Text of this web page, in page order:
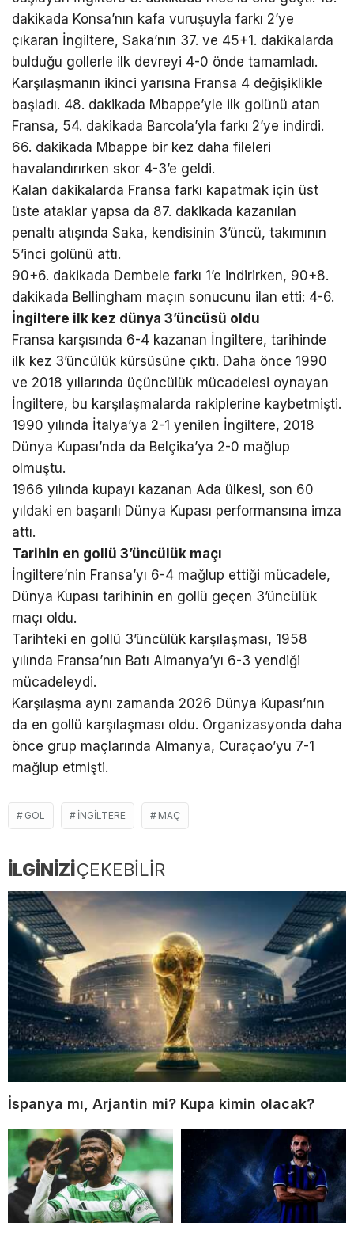
dakikada Konsa’nın kafa vuruşuyla farkı 2’ye
çıkaran İngiltere, Saka’nın 37. ve 45+1. dakikalarda
bulduğu gollerle ilk devreyi 4-0 önde tamamladı.
Karşılaşmanın ikinci yarısına Fransa 4 değişiklikle
başladı. 48. dakikada Mbappe’yle ilk golünü atan
Fransa, 54. dakikada Barcola’yla farkı 2’ye indirdi.
66. dakikada Mbappe bir kez daha fileleri
havalandırırken skor 4-3’e geldi.
Kalan dakikalarda Fransa farkı kapatmak için üst
üste ataklar yapsa da 87. dakikada kazanılan
penaltı atışında Saka, kendisinin 3’üncü, takımının
5’inci golünü attı.
90+6. dakikada Dembele farkı 1’e indirirken, 90+8.
dakikada Bellingham maçın sonucunu ilan etti: 4-6.
İngiltere ilk kez dünya 3’üncüsü oldu
Fransa karşısında 6-4 kazanan İngiltere, tarihinde
ilk kez 3’üncülük kürsüsüne çıktı. Daha önce 1990
ve 2018 yıllarında üçüncülük mücadelesi oynayan
İngiltere, bu karşılaşmalarda rakiplerine kaybetmişti.
1990 yılında İtalya’ya 2-1 yenilen İngiltere, 2018
Dünya Kupası’nda da Belçika’ya 2-0 mağlup
olmuştu.
1966 yılında kupayı kazanan Ada ülkesi, son 60
yıldaki en başarılı Dünya Kupası performansına imza
attı.
Tarihin en gollü 3’üncülük maçı
İngiltere’nin Fransa’yı 6-4 mağlup ettiği mücadele,
Dünya Kupası tarihinin en gollü geçen 3’üncülük
maçı oldu.
Tarihteki en gollü 3’üncülük karşılaşması, 1958
yılında Fransa’nın Batı Almanya’yı 6-3 yendiği
mücadeleydi.
Karşılaşma aynı zamanda 2026 Dünya Kupası’nın
da en gollü karşılaşması oldu. Organizasyonda daha
önce grup maçlarında Almanya, Curaçao’yu 7-1
mağlup etmişti.
GOL İNGILTERE MAÇ
İLGİNİZİÇEKEBİLİR
İspanya mı, Arjantin mi? Kupa kimin olacak?